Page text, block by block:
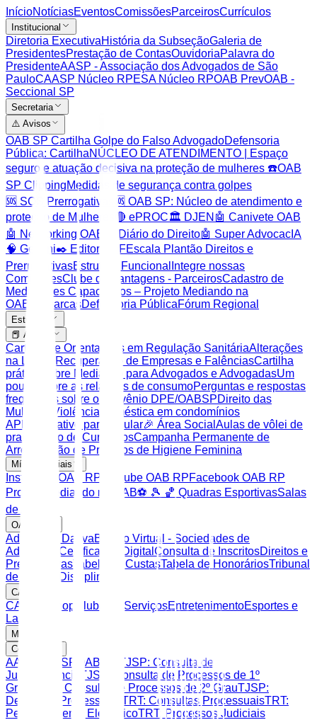
InícioNotíciasEventosComissõesParceirosCurrículos
Institucional
Diretoria ExecutivaHistória da SubseçãoGaleria de
PresidentesPrestação de ContasOuvidoriaPalavra do
PresidenteAASP - Associação dos Advogados de São
PauloCAASP Núcleo RPESA Núcleo RPOAB PrevOAB -
Seccional SP
Secretaria
⚠️ Avisos
OAB SP Cartilha Golpe do Falso AdvogadoDefensoria
Pública: CartilhaNÚCLEO DE ATENDIMENTO | Espaço
seguro e atuação decisiva na proteção de mulheres ☎️OAB
SP ClippingMedidas de segurança contra golpes
🆘 SOS Prerrogativas
🆘 OAB SP: Núcleo de atendimento e
proteção de Mulheres
🔴 ePROC🏛️ DJEN 🤖 Canivete OAB
🤖 Networking OAB
🤖 Diário do Direito🤖 Super AdvocacIA
🧠 Gemini✒️ Editor PDFEscala Plantão Direitos e
PrerrogativasEstrutura Funcional Integre nossas
ComissõesClube de Vantagens - ParceirosCadastro de
Mediadores Capacitados – Projeto Mediando na
OAB
ComarcasDefensoria PúblicaFórum Regional
Estrutura
📕 Artigos
Cartilha de Orientações em Regulação SanitáriaAlterações
na Lei de Recuperação de Empresas e FalênciasCartilha
prática sobre Mediação para Advogados e AdvogadasUm
pouco sobre as relações de consumoPerguntas e respostas
frequentes sobre o convênio DPE/OABSPDireito das
Mulheres
Violência doméstica em condomínios
APP Aplicativo para celular🎉 Área Social Aulas de vôlei de
praia
Banco de CurrículosCampanha Permanente de
Arrecadação de Produtos de Higiene Feminina
Mídias Sociais
Instagram OAB RP Youtube OAB RPFacebook OAB RP
Projeto Mediando na OAB⚽️ 🎾 🏀 Quadras EsportivasSalas
de Apoio
OAB SP
Advocacia DativaBalcão Virtual - Sociedades de
Advocacia
Certificação Digital Consulta de InscritosDireitos e
PrerrogativasTabela de CustasTabela de HonoráriosTribunal
de Ética e Disciplina
CAASP
CAASP Shop Clube de ServiçosEntretenimentoEsportes e
Lazer
Mais
Consultas
AASP CAASP OAB SP
TJSP: Consulta de
Jurisprudência
TJSP: Consulta de Processos de 1º
Grau
TJSP: Consulta de Processos de 2º GrauTJSP:
Despesas Processuais
TRT: Consultas ProcessuaisTRT:
Peticionamento EletrônicoTRT: Processos Judiciais